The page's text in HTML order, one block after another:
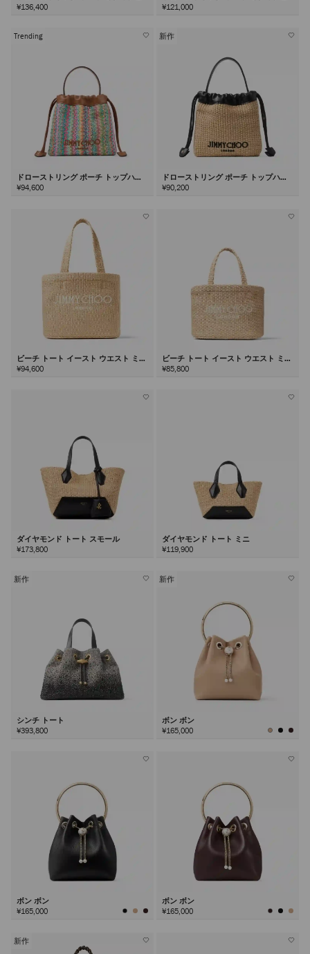
¥136,400
¥121,000
Trending
ドローストリング ポーチ トップハン
ドル
¥94,600
新作
ドローストリング ポーチ トップハン
ドル
¥90,200
ビーチ トート イースト ウエスト ミデ
ィアム
¥94,600
ビーチ トート イースト ウエスト ミニ
¥85,800
ダイヤモンド トート スモール
¥173,800
ダイヤモンド トート ミニ
¥119,900
新作
シンチ トート
¥393,800
新作
ボン ボン
¥165,000
ボン ボン
¥165,000
ボン ボン
¥165,000
新作